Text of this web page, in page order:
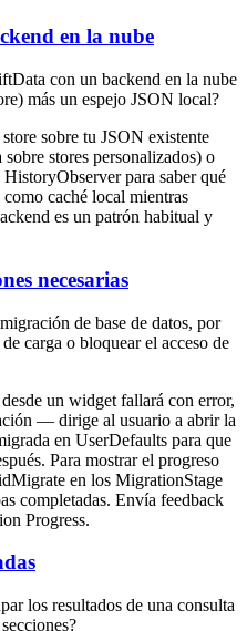
en la nube
con un backend en la nube
más un espejo JSON local?
sobre tu JSON existente
stores personalizados) o
para saber qué
caché local mientras
es un patrón habitual y
necesarias
de base de datos, por
carga o bloquear el acceso de
un widget fallará con error,
— dirige al usuario a abrir la
en UserDefaults para que
Para mostrar el progreso
en los MigrationStage
completadas. Envía feedback
Progress.
los resultados de una consulta